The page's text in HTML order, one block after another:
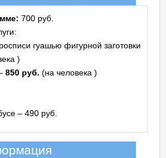
700 руб.
гуашью фигурной заготовки
)
850 руб. (на человека )
– 490 руб.